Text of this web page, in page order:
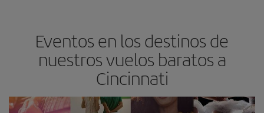
Eventos en los destinos de
nuestros vuelos baratos a
Cincinnati